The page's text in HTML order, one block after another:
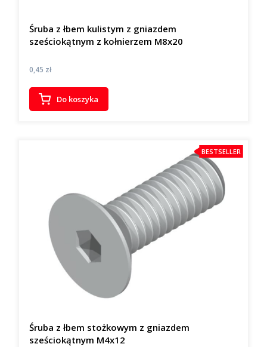
Śruba z łbem kulistym z gniazdem
sześciokątnym z kołnierzem M8x20
Cena
0,45 zł
Do koszyka
BESTSELLER
Śruba z łbem stożkowym z gniazdem
sześciokątnym M4x12